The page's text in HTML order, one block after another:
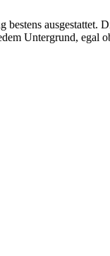
Untergrund, egal